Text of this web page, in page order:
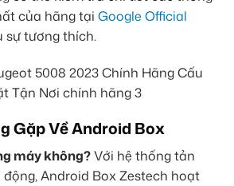
của hãng tại Google Official
sự tương thích.
Gặp Về Android Box
máy không?Với hệ thống tản
Android Box Zestech hoạt